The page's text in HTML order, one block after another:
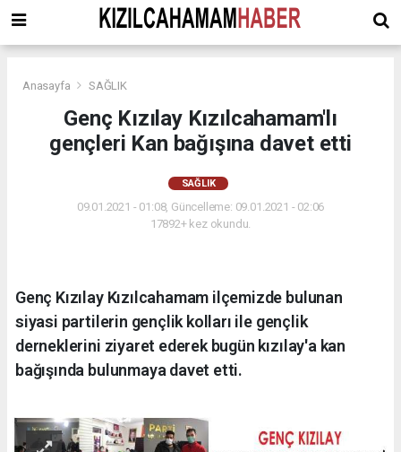
Anasayfa SAĞLIK
Genç Kızılay Kızılcahamam'lı
gençleri Kan bağışına davet etti
SAĞLIK
09.01.2021 - 01:08, Güncelleme: 09.01.2021 - 02:06
17892+ kez okundu.
Genç Kızılay Kızılcahamam ilçemizde bulunan
siyasi partilerin gençlik kolları ile gençlik
derneklerini ziyaret ederek bugün kızılay'a kan
bağışında bulunmaya davet etti.